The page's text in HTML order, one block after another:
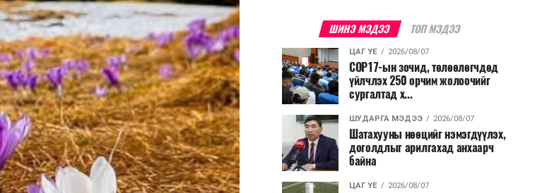
ШИНЭ МЭДЭЭ ТОП МЭДЭЭ
ЦАГ ҮЕ 2026/08/07
COP17-ын зочид, төлөөлөгчдөд
үйлчлэх 250 орчим жолоочийг
сургалтад х...
ШУДАРГА МЭДЭЭ 2026/08/07
Шатахууны нөөцийг нэмэгдүүлэх,
доголдлыг арилгахад анхаарч
байна
ЦАГ ҮЕ 2026/08/07